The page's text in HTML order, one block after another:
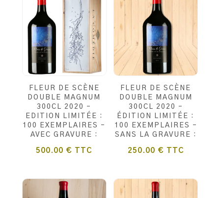
FLEUR DE SCÈNE
DOUBLE MAGNUM
300CL 2020 –
EDITION LIMITÉE :
100 EXEMPLAIRES –
AVEC GRAVURE :
500.00 € TTC
FLEUR DE SCÈNE
DOUBLE MAGNUM
300CL 2020 –
ÉDITION LIMITÉE :
100 EXEMPLAIRES –
SANS LA GRAVURE :
250.00 € TTC